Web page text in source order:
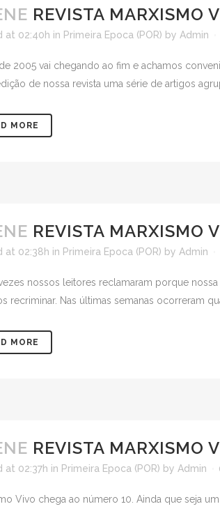
REVISTA MARXISMO
at 02:40h in Primeira Epoca (POR) by Admin
2005 vai chegando ao fim e achamos
de nossa revista uma série de artigos
MORE
REVISTA MARXISMO
at 02:38h in Primeira Epoca (POR) by Admin
nossos leitores reclamaram porque
recriminar. Nas últimas semanas ocorreram
MORE
REVISTA MARXISMO
at 02:37h in Primeira Epoca (POR) by Admin
Vivo chega ao número 10. Ainda que seja